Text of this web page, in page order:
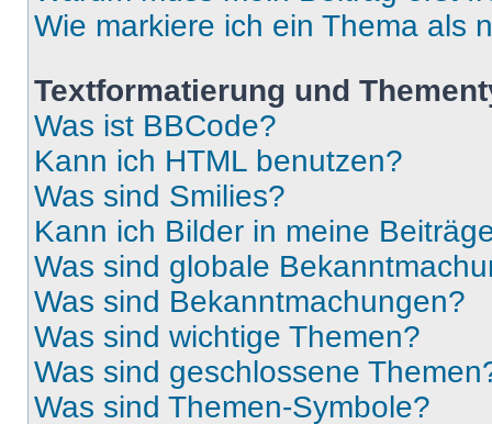
Wie markiere ich ein Thema als
Textformatierung und
Was ist BBCode?
Kann ich HTML benutzen?
Was sind Smilies?
Kann ich Bilder in meine
Was sind globale
Was sind Bekanntmachungen?
Was sind wichtige Themen?
Was sind geschlossene
Was sind Themen-Symbole?